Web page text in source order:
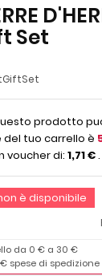
Set
prodotto
del tuo carrello è
voucher di: 1,71 €.
è disponibile
da 0 € a 30 €
spese di spedizione